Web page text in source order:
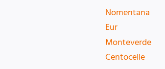
Nomentana
Eur
Monteverde
Centocelle